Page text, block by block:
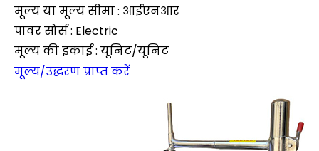
मूल्य या मूल्य सीमा : आईएनआर
पावर सोर्स : Electric
मूल्य की इकाई : यूनिट/यूनिट
मूल्य/उद्धरण प्राप्त करें